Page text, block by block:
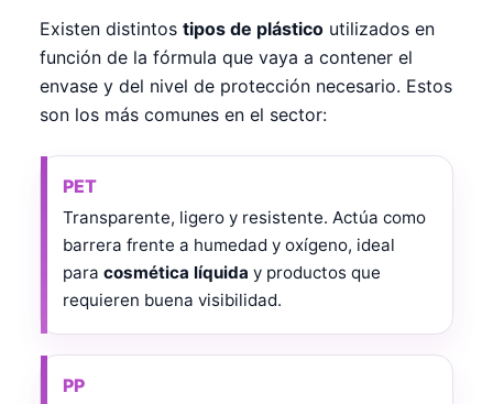
Existen distintos tipos de plástico utilizados en
función de la fórmula que vaya a contener el
envase y del nivel de protección necesario. Estos
son los más comunes en el sector:
PET
Transparente, ligero y resistente. Actúa como
barrera frente a humedad y oxígeno, ideal
para cosmética líquida y productos que
requieren buena visibilidad.
PP